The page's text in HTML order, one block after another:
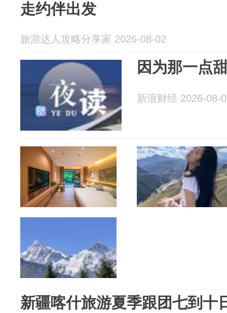
走约伴出发
旅游达人攻略分享家 2026-08-02
因为那一点
新浪财经 2026-08-
新疆喀什旅游夏季跟团七到十